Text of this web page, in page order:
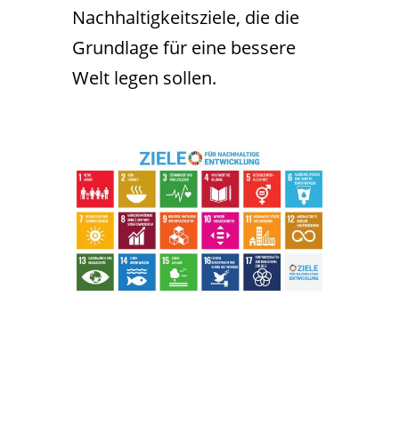
Nachhaltigkeitsziele, die die
Grundlage für eine bessere
Welt legen sollen.